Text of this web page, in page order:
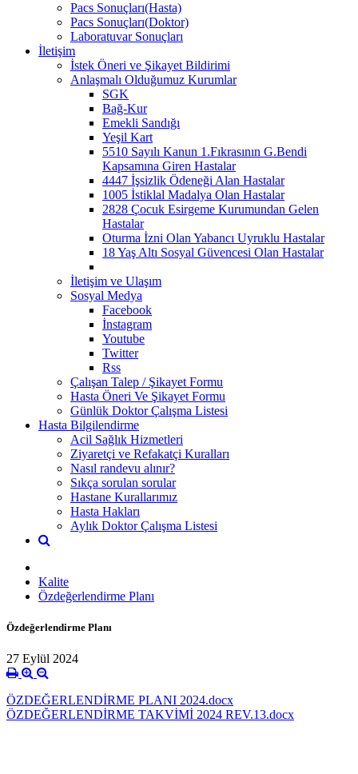
Pacs Sonuçları(Hasta)
Pacs Sonuçları(Doktor)
Laboratuvar Sonuçları
İletişim
İstek Öneri ve Şikayet Bildirimi
Anlaşmalı Olduğumuz Kurumlar
SGK
Bağ-Kur
Emekli Sandığı
Yeşil Kart
5510 Sayılı Kanun 1.Fıkrasının G.Bendi
Kapsamına Giren Hastalar
4447 İşsizlik Ödeneği Alan Hastalar
1005 İstiklal Madalya Olan Hastalar
2828 Çocuk Esirgeme Kurumundan Gelen
Hastalar
Oturma İzni Olan Yabancı Uyruklu Hastalar
18 Yaş Altı Sosyal Güvencesi Olan Hastalar
İletişim ve Ulaşım
Sosyal Medya
Facebook
İnstagram
Youtube
Twitter
Rss
Çalışan Talep / Şikayet Formu
Hasta Öneri Ve Şikayet Formu
Günlük Doktor Çalışma Listesi
Hasta Bilgilendirme
Acil Sağlık Hizmetleri
Ziyaretçi ve Refakatçi Kuralları
Nasıl randevu alınır?
Sıkça sorulan sorular
Hastane Kurallarımız
Hasta Hakları
Aylık Doktor Çalışma Listesi
Kalite
Özdeğerlendirme Planı
Özdeğerlendirme Planı
27 Eylül 2024
ÖZDEĞERLENDİRME PLANI 2024.docx
ÖZDEĞERLENDİRME TAKVİMİ 2024 REV.13.docx